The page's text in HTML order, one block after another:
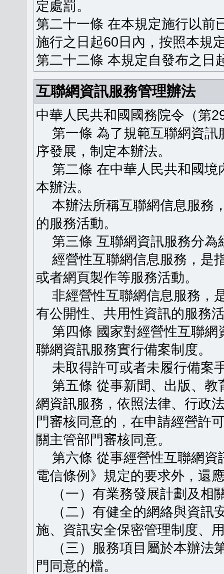
定處罰。
第二十一條 在本規定施行以前
施行之日起60日內，按照本規
第二十二條 本規定自發布之日
互聯網資訊服務管理辦法
中華人民共和國國務院令（第
第一條 為了規範互聯網資訊
序發展，制定本辦法。
第二條 在中華人民共和國境
本辦法。
本辦法所稱互聯網信息服務
的服務活動。
第三條 互聯網資訊服務分為
經營性互聯網信息服務，是
或者網頁製作等服務活動。
非經營性互聯網信息服務，
有公開性、共用性資訊的服務
第四條 國家對經營性互聯網
聯網資訊服務實行備案制度。
未取得許可或者未履行備案
第五條 從事新聞、出版、教
網資訊服務，依照法律、行政
門審核同意的，在申請經營許
關主管部門審核同意。
第六條 從事經營性互聯網資
電信條例》規定的要求外，還
（一）有業務發展計劃及相
（二）有健全的網絡與資訊
施、資訊安全保密管理制度、
（三）服務項目屬於本辦法
門同意的檔。